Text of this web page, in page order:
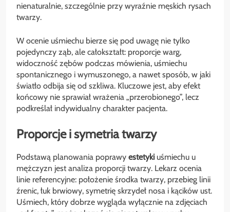
nienaturalnie, szczególnie przy wyraźnie męskich rysach
twarzy.
W ocenie uśmiechu bierze się pod uwagę nie tylko
pojedynczy ząb, ale całokształt: proporcje warg,
widoczność zębów podczas mówienia, uśmiechu
spontanicznego i wymuszonego, a nawet sposób, w jaki
światło odbija się od szkliwa. Kluczowe jest, aby efekt
końcowy nie sprawiał wrażenia „przerobionego”, lecz
podkreślał indywidualny charakter pacjenta.
Proporcje i symetria twarzy
Podstawą planowania poprawy estetyki uśmiechu u
mężczyzn jest analiza proporcji twarzy. Lekarz ocenia
linie referencyjne: położenie środka twarzy, przebieg linii
źrenic, łuk brwiowy, symetrię skrzydeł nosa i kącików ust.
Uśmiech, który dobrze wygląda wyłącznie na zdjęciach